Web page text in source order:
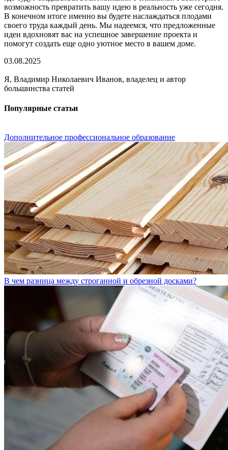
возможность превратить вашу идею в реальность уже сегодня.
В конечном итоге именно вы будете наслаждаться плодами
своего труда каждый день. Мы надеемся, что предложенные
идеи вдохновят вас на успешное завершение проекта и
помогут создать еще одно уютное место в вашем доме.
03.08.2025
Я, Владимир Николаевич Иванов, владелец и автор
большинства статей
Популярные статьи
Дополнительное профессиональное образование
В чем разница между строганной и обрезной досками?